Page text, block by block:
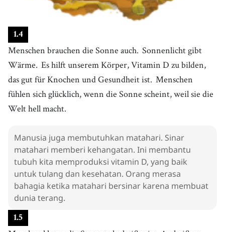
1.4
Menschen brauchen die Sonne auch. Sonnenlicht gibt
Wärme. Es hilft unserem Körper, Vitamin D zu bilden,
das gut für Knochen und Gesundheit ist. Menschen
fühlen sich glücklich, wenn die Sonne scheint, weil sie die
Welt hell macht.
Manusia juga membutuhkan matahari. Sinar
matahari memberi kehangatan. Ini membantu
tubuh kita memproduksi vitamin D, yang baik
untuk tulang dan kesehatan. Orang merasa
bahagia ketika matahari bersinar karena membuat
dunia terang.
1.5